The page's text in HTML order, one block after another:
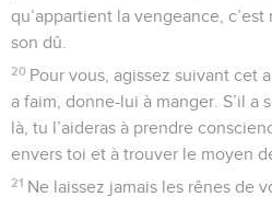
qu’appartient la vengeance,
son dû.
20 Pour vous, agissez suivant cet
a faim, donne-lui à manger. S’il a
là, tu l’aideras à prendre
envers toi et à trouver le moyen
21 Ne laissez jamais les rênes de